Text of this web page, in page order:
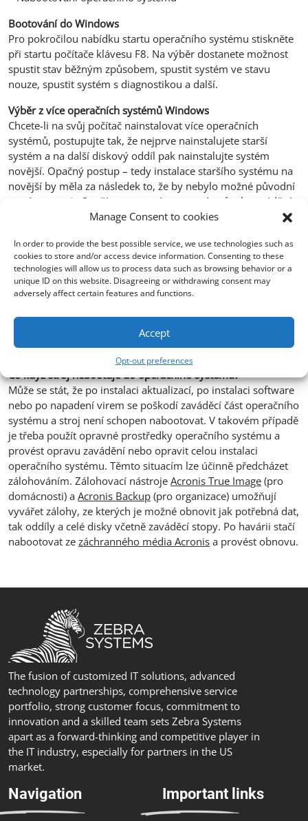
Manage Consent to cookies
In order to provide the best possible service, we use technologies such as
cookies to store and/or access device information. Consenting to these
technologies will allow us to process data such as browsing behavior or a
unique ID on this website. Disagreeing or withdrawing consent may
adversely affect certain features and functions.
Accept
Opt-out preferences
Bootování do Windows
Pro pokročilou nabídku startu operačního systému stiskněte
při startu počítače klávesu F8. Na výběr dostanete možnost
spustit stav běžným způsobem, spustit systém ve stavu
nouze, spustit systém s diagnostikou a další.
Výběr z více operačních systémů Windows
Chcete-li na svůj počítač nainstalovat více operačních
systémů, postupujte tak, že nejprve nainstalujete starší
systém a na další diskový oddíl pak nainstalujte systém
novější. Opačný postup – tedy instalace staršího systému na
novější by měla za následek to, že by nebylo možné původní
systém spustit. Starší verze systému nezná způsob zavádění
nového systému a přepíše jej, díky čemuž nejde původní
Boot manager
Možnost instalace staršího operačního systému vedle
systému novějšího (klasickým příkladem je instalace
Windows 10 vedle Windows 7), vám umožní utilita manager
bootování – Boot Manager. Hlavní funkcí boot managera je
to, že vám umožní při startu vybrat systém, nebo jednotku,
ze které bude probíhat bootování.
Co když stroj nebootuje do operačního systému?
Může se stát, že po instalaci aktualizací, po instalaci software
nebo po napadení virem se poškodí zaváděcí část operačního
systému a stroj není schopen nabootovat. V takovém případě
je třeba použít opravné prostředky operačního systému a
provést opravu zavádění nebo opravit celou instalaci
operačního systému. Těmto situacím lze účinně předcházet
zálohováním. Zálohovací nástroje Acronis True Image (pro
domácnosti) a Acronis Backup (pro organizace) umožňují
vyvářet zálohy, ze kterých je možné obnovit jak potřebná dat,
tak oddíly a celé disky včetně zaváděcí stopy. Po havárii stačí
nabootovat ze záchranného média Acronis a provést obnovu.
The fusion of customized IT solutions, advanced
technology partnerships, comprehensive service
portfolio, strong customer focus, commitment to
innovation and a skilled team sets Zebra Systems
apart as a forward-thinking and competitive player in
the IT industry, especially for partners in the US
market.
Navigation Important links